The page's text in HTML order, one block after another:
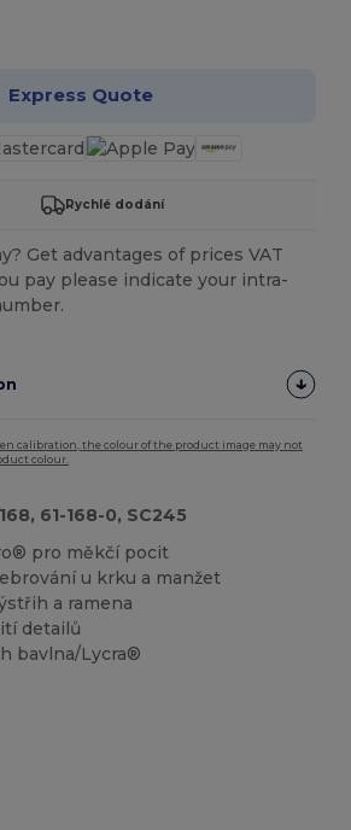
Express Quote
Rychlé dodání
Get advantages of prices VAT
pay please indicate your intra-
calibration, the colour of the product image may not
colour.
61-168-0, SC245
pro měkčí pocit
u krku a manžet
a ramena
detailů
bavlna/Lycra®